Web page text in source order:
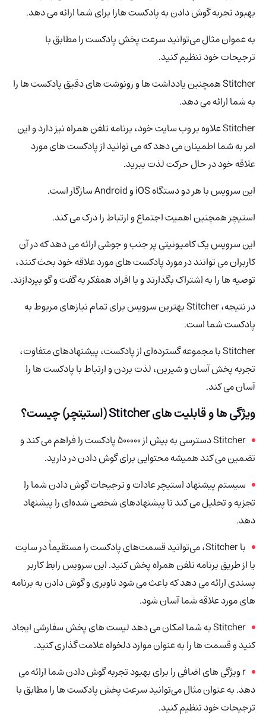
بهبود تجربه گوش دادن به پادکست هارا برای شما ارائه می دهد.
به عموان مثال می‌توانید سرعت پخش پادکست را مطابق با
ترجیحات خود تنظیم کنید.
Stitcher همچنین یادداشت ها و رونوشت های دقیق پادکست ها را
به شما ارائه می دهد.
Stitcher علاوه بر وب سایت خود، برنامه تلفن همراه نیز دارد و این
امر به شما اطمینان می دهد که می توانید از پادکست های مورد
علاقه خود در حال حرکت لذت ببرید.
این سرویس با هر دو دستگاه iOS و Android سازگار است.
استیچر همچنین اهمیت اجتماع و ارتباط را درک می کند.
این سرویس یک کامیونیتی پر جنب و جوشی ارائه می دهد که در آن
کاربران می توانند در مورد پادکست های مورد علاقه خود بحث کنند،
توصیه ها را به اشتراک بگذارند و با افراد همفکر به گفت و گو بپردازند.
در نتیجه، Stitcher بهترین سرویس برای تمام نیازهای مربوط به
پادکست شما است.
Stitcher با مجموعه گسترده‌ای از پادکست، پیشنهادهای متفاوت،
تجربه پخش آسان و شیرین، لذت بردن و ارتباط با پادکست ها را
آسان می کند.
ویژگی ها و قابلیت هایStitcher (استیتچر) چیست؟
Stitcher دسترسی به بیش از 500000 پادکست را فراهم می کند و
تضمین می کند همیشه محتوایی برای گوش دادن در دارید.
سیستم پیشنهاد استیچر عادات و ترجیحات گوش دادن شما را
تجزیه و تحلیل می کند تا پیشنهادهای شخصی شده‌ای را پیشنهاد
دهد.
با Stitcher، می‌توانید قسمت‌های پادکست را مستقیماً در سایت
یا از طریق برنامه تلفن همراه پخش کنید. این سرویس رابط کاربر
پسندی ارائه می دهد که باعث می شود ناوبری و گوش دادن به برنامه
های مورد علاقه شما آسان شود.
Stitcher به شما امکان می دهد لیست های پخش سفارشی ایجاد
کنید و قسمت ها را به عنوان موارد دلخواه علامت گذاری کنید.
r ویژگی های اضافی را برای بهبود تجربه گوش دادن شما ارائه می
دهد. به عنوان مثال می‌توانید سرعت پخش پادکست ها را مطابق با
ترجیحات خود تنظیم کنید.